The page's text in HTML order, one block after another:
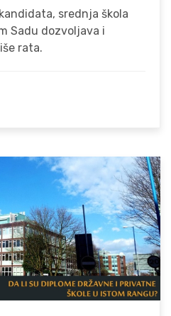
srednja škola
Sadu dozvoljava i
rata.